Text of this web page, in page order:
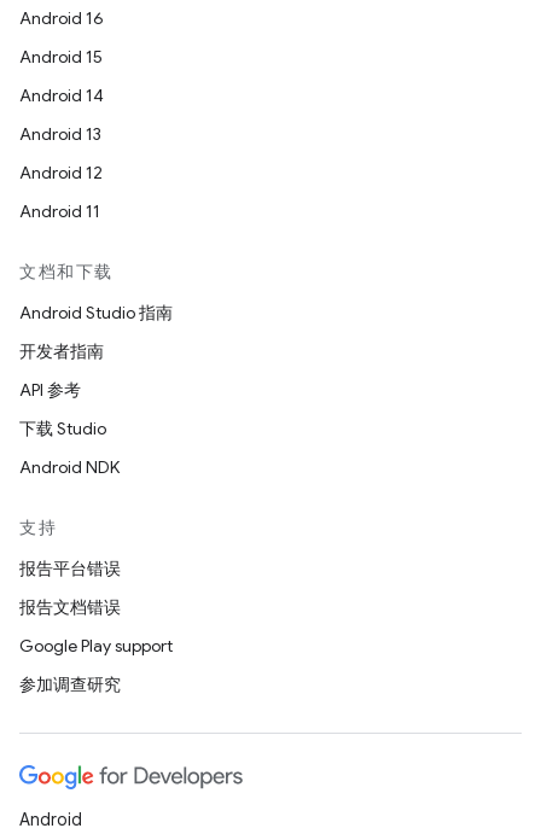
Android 16
Android 15
Android 14
Android 13
Android 12
Android 11
文档和下载
Android Studio 指南
开发者指南
API 参考
下载 Studio
Android NDK
支持
报告平台错误
报告文档错误
Google Play support
参加调查研究
Android